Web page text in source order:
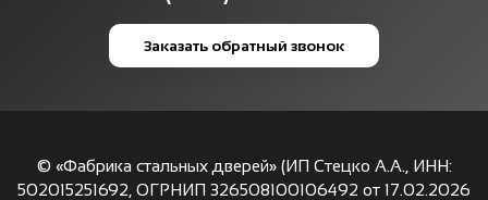
Заказать обратный звонок
© «Фабрика стальных дверей» (ИП Стецко А.А., ИНН:
502015251692, ОГРНИП 326508100106492 от 17.02.2026